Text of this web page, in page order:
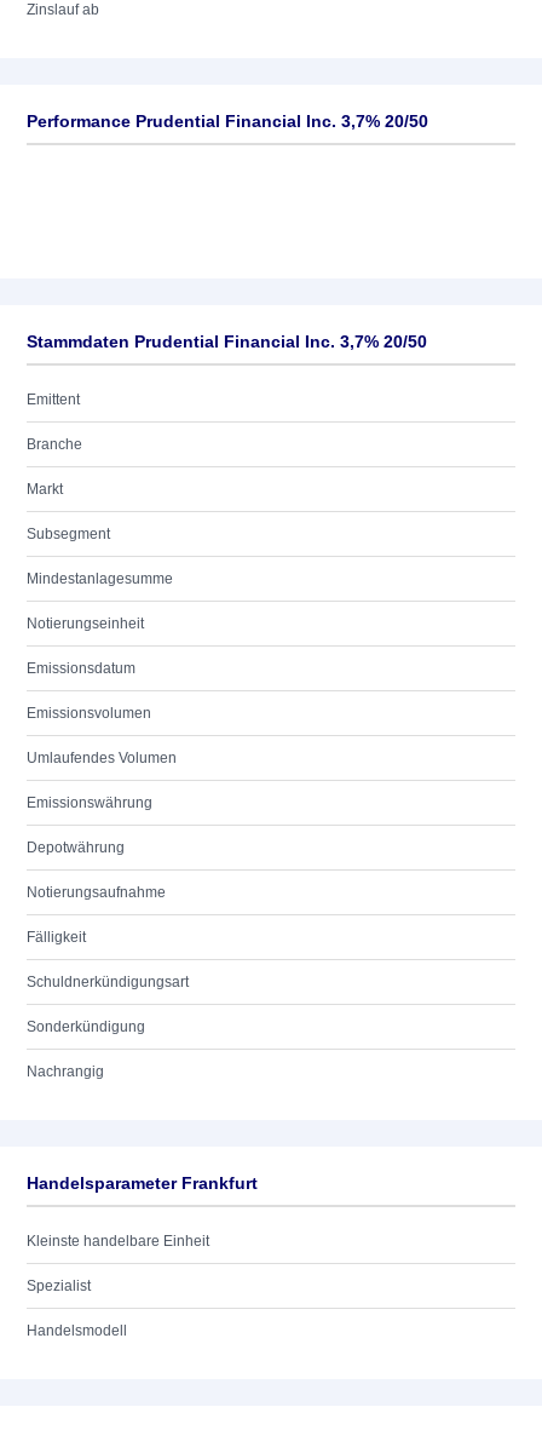
Zinslauf ab
Performance Prudential Financial Inc. 3,7% 20/50
Stammdaten Prudential Financial Inc. 3,7% 20/50
Emittent
Branche
Markt
Subsegment
Mindestanlagesumme
Notierungseinheit
Emissionsdatum
Emissionsvolumen
Umlaufendes Volumen
Emissionswährung
Depotwährung
Notierungsaufnahme
Fälligkeit
Schuldnerkündigungsart
Sonderkündigung
Nachrangig
Handelsparameter Frankfurt
Kleinste handelbare Einheit
Spezialist
Handelsmodell